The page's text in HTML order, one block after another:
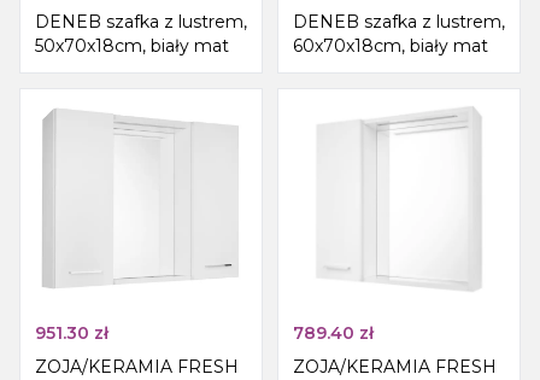
DENEB szafka z lustrem,
50x70x18cm, biały mat
DENEB szafka z lustrem,
60x70x18cm, biały mat
951.30 zł
ZOJA/KERAMIA FRESH
789.40 zł
ZOJA/KERAMIA FRESH